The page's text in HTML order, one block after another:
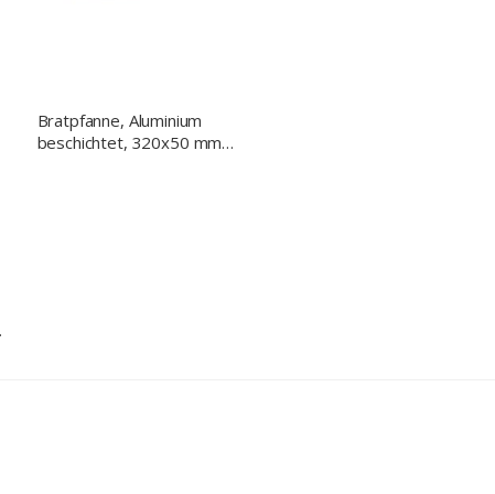
Bratpfanne, Aluminium
beschichtet, 320x50 mm